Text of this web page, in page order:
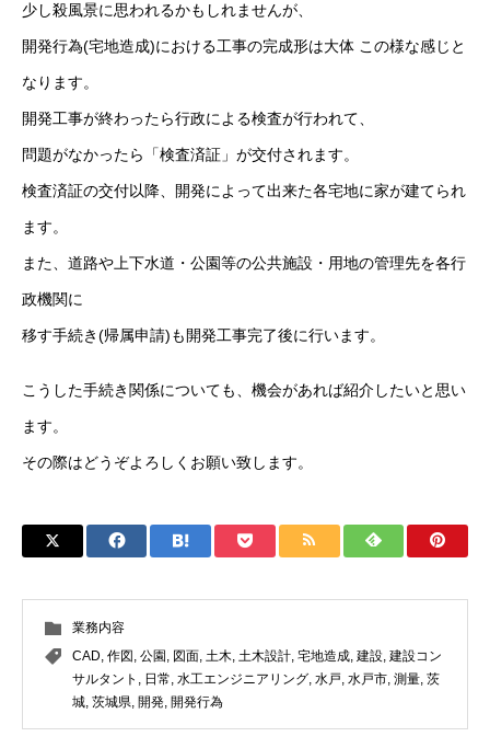
少し殺風景に思われるかもしれませんが、
開発行為(宅地造成)における工事の完成形は大体 この様な感じと
なります。
開発工事が終わったら行政による検査が行われて、
問題がなかったら「検査済証」が交付されます。
検査済証の交付以降、開発によって出来た各宅地に家が建てられ
ます。
また、道路や上下水道・公園等の公共施設・用地の管理先を各行
政機関に
移す手続き(帰属申請)も開発工事完了後に行います。
こうした手続き関係についても、機会があれば紹介したいと思い
ます。
その際はどうぞよろしくお願い致します。
業務内容
CAD, 作図, 公園, 図面, 土木, 土木設計, 宅地造成, 建設, 建設コン
サルタント , 日常, 水工エンジニアリング, 水戸, 水戸市, 測量, 茨
城, 茨城県, 開発, 開発行為